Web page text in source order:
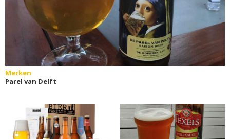
Merken
Parel van Delft